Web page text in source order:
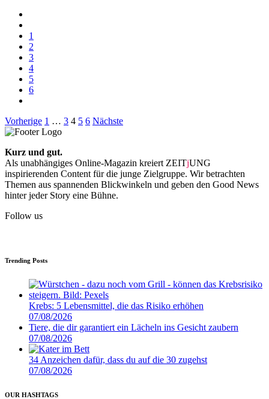
1
2
3
4
5
6
Beitragsnavigation
Vorherige 1 … 3 4 5 6 Nächste
Kurz und gut.
Als unabhängiges Online-Magazin kreiert ZEITjUNG
inspirierenden Content für die junge Zielgruppe. Wir betrachten
Themen aus spannenden Blickwinkeln und geben den Good News
hinter jeder Story eine Bühne.
Follow us
Trending Posts
Krebs: 5 Lebensmittel, die das Risiko erhöhen
07/08/2026
Tiere, die dir garantiert ein Lächeln ins Gesicht zaubern
07/08/2026
34 Anzeichen dafür, dass du auf die 30 zugehst
07/08/2026
OUR HASHTAGS